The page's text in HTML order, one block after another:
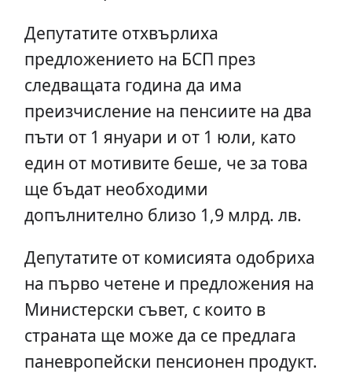
Депутатите отхвърлиха
предложението на БСП през
следващата година да има
преизчисление на пенсиите на два
пъти от 1 януари и от 1 юли, като
един от мотивите беше, че за това
ще бъдат необходими
допълнително близо 1,9 млрд. лв.
Депутатите от комисията одобриха
на първо четене и предложения на
Министерски съвет, с които в
страната ще може да се предлага
паневропейски пенсионен продукт.